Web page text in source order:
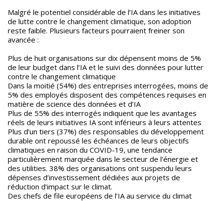
Malgré le potentiel considérable de l’IA dans les initiatives
de lutte contre le changement climatique, son adoption
reste faible. Plusieurs facteurs pourraient freiner son
avancée :
Plus de huit organisations sur dix dépensent moins de 5%
de leur budget dans l’IA et le suivi des données pour lutter
contre le changement climatique
Dans la moitié (54%) des entreprises interrogées, moins de
5% des employés disposent des compétences requises en
matière de science des données et d’IA
Plus de 55% des interrogés indiquent que les avantages
réels de leurs initiatives IA sont inférieurs à leurs attentes
Plus d’un tiers (37%) des responsables du développement
durable ont repoussé les échéances de leurs objectifs
climatiques en raison du COVID-19, une tendance
particulièrement marquée dans le secteur de l’énergie et
des utilities. 38% des organisations ont suspendu leurs
dépenses d’investissement dédiées aux projets de
réduction d’impact sur le climat.
Des chefs de file européens de l’IA au service du climat